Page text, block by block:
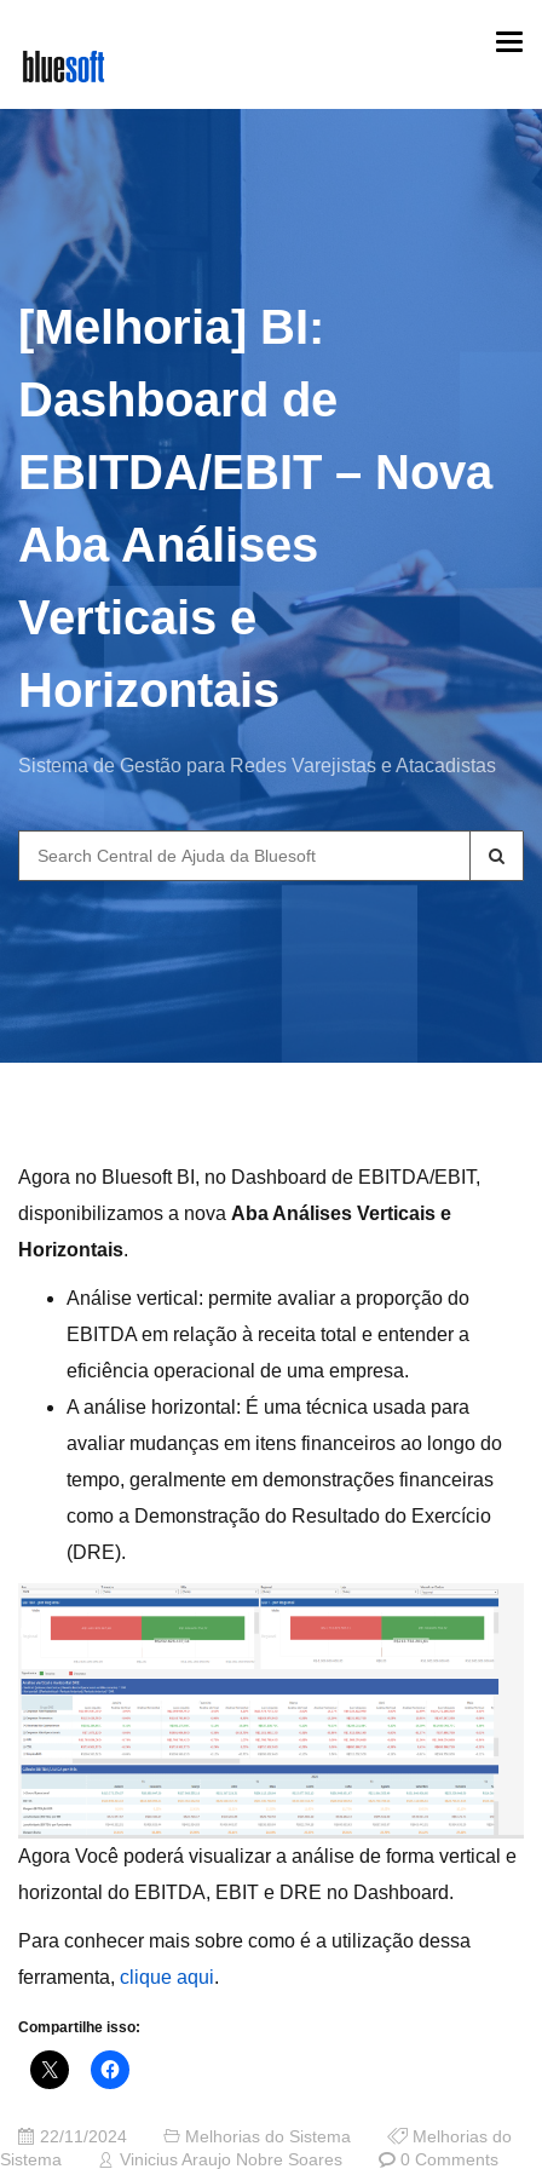
main
content
[Melhoria] BI:
Dashboard de
EBITDA/EBIT – Nova
Aba Análises
Verticais e
Horizontais
Sistema de Gestão para Redes Varejistas e Atacadistas
Search
for:
Agora no Bluesoft BI, no Dashboard de EBITDA/EBIT,
disponibilizamos a nova Aba Análises Verticais e
Horizontais.
Análise vertical: permite avaliar a proporção do
EBITDA em relação à receita total e entender a
eficiência operacional de uma empresa.
A análise horizontal: É uma técnica usada para
avaliar mudanças em itens financeiros ao longo do
tempo, geralmente em demonstrações financeiras
como a Demonstração do Resultado do Exercício
(DRE).
Agora Você poderá visualizar a análise de forma vertical e
horizontal do EBITDA, EBIT e DRE no Dashboard.
Para conhecer mais sobre como é a utilização dessa
ferramenta, clique aqui.
Compartilhe isso:
22/11/2024 Melhorias do Sistema
Melhorias do
Sistema
Vinicius Araujo Nobre Soares 0 Comments